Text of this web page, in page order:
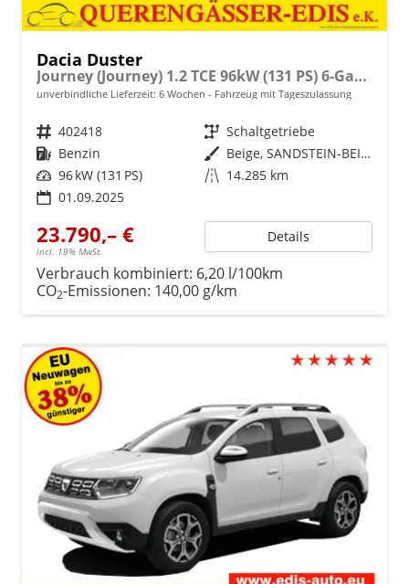
Dacia Duster
Journey (Journey) 1.2 TCE 96kW (131 PS) 6-Gang Schaltgetriebe
unverbindliche Lieferzeit: 6 Wochen Fahrzeug mit Tageszulassung
Fahrzeugnr. 402418 Getriebe Schaltgetriebe
Kraftstoff Benzin Außenfarbe
Beige, SANDSTEIN-BEIGE (TEHNV)
Leistung 96 kW (131 PS) Kilometerstand 14.285 km
01.09.2025
23.790,– €
incl. 19% MwSt.
Details
Verbrauch kombiniert: 6,20 l/100km
CO2-Emissionen: 140,00 g/km